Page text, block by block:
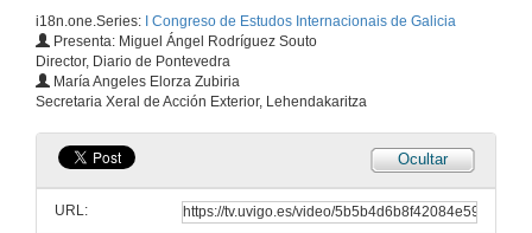
i18n.one.Series:
I Congreso de Estudos Internacionais de Galicia
Presenta: Miguel Ángel Rodríguez Souto
Director, Diario de Pontevedra
María Angeles Elorza Zubiria
Secretaria Xeral de Acción Exterior, Lehendakaritza
Ocultar
URL:
29 de xuño de 2016
Intervención de Margarita Ledo
Intervención de Antón Reixa
29 de xuño de 2016